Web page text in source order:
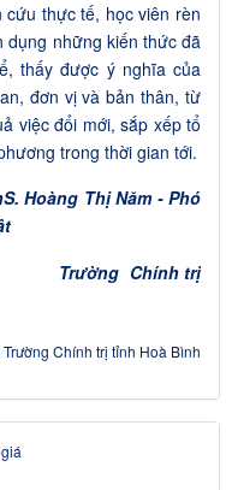
thực tế, học viên rèn
dụng những kiến thức đã
thấy được ý nghĩa của
đơn vị và bản thân, từ
việc đổi mới, sắp xếp tổ
trong thời gian tới.
Năm - Phó
trị
Chính trị tỉnh Hoà Bình